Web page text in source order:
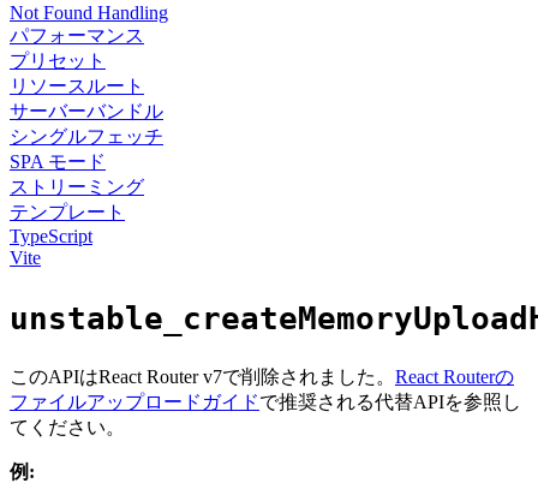
Not Found Handling
パフォーマンス
プリセット
リソースルート
サーバーバンドル
シングルフェッチ
SPA モード
ストリーミング
テンプレート
TypeScript
Vite
このAPIはReact Router v7で削除されました。 React Routerの
ファイルアップロードガイドで推奨される代替APIを参照し
てください。
例: